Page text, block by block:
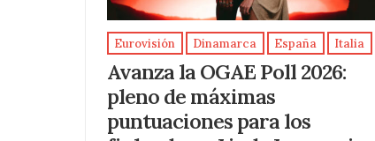
Eurovisión Dinamarca España Italia
Avanza la OGAE Poll 2026:
pleno de máximas
puntuaciones para los